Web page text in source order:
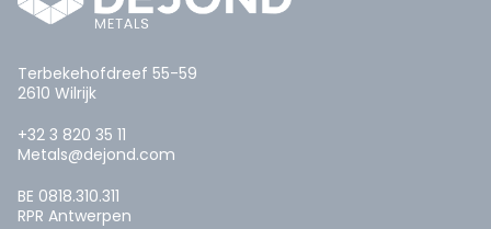
Terbekehofdreef 55-59
2610 Wilrijk
+32 3 820 35 11
Metals@dejond.com
BE 0818.310.311
RPR Antwerpen